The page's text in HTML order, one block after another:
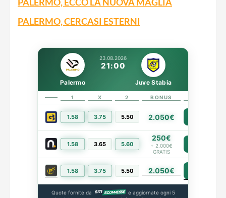
PALERMO, CERCASI ESTERNI
23.08.2026
21:00
Palermo Juve Stabia
1 X 2 BONUS
1.58 3.75 5.50 2.050€
1.58 3.65 5.60
250€
+ 2.000€
GRATIS
1.58 3.75 5.50 2.050€
Quote fornite da
e aggiornate ogni 5